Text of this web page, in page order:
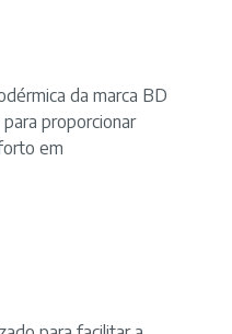
da marca BD
proporcionar
em